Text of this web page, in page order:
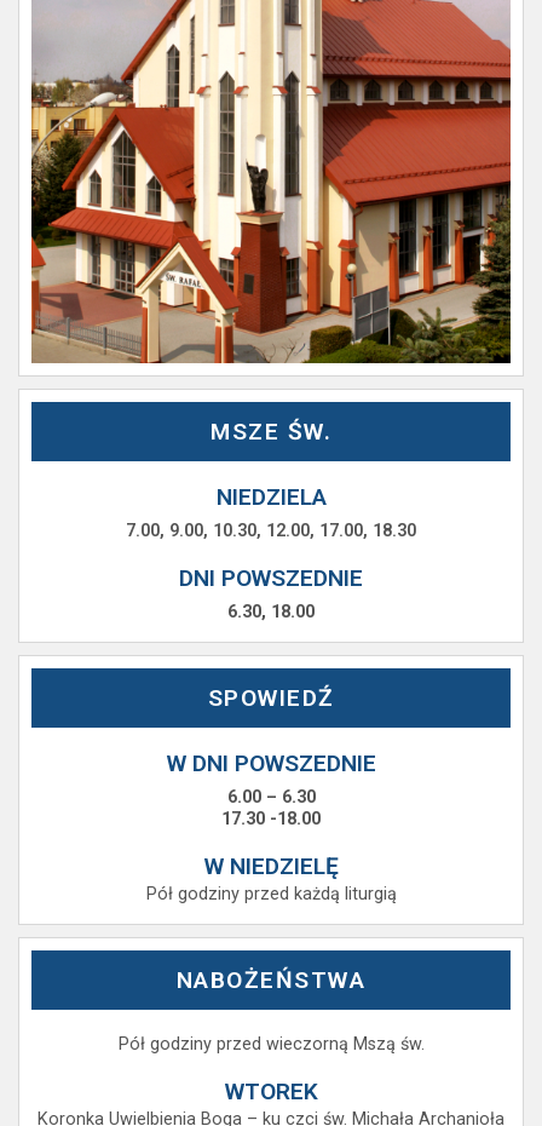
MSZE ŚW.
NIEDZIELA
7.00, 9.00, 10.30, 12.00, 17.00, 18.30
DNI POWSZEDNIE
6.30, 18.00
SPOWIEDŹ
W DNI POWSZEDNIE
6.00 – 6.30
17.30 -18.00
W NIEDZIELĘ
Pół godziny przed każdą liturgią
NABOŻEŃSTWA
Pół godziny przed wieczorną Mszą św.
WTOREK
Koronka Uwielbienia Boga – ku czci św. Michała Archanioła